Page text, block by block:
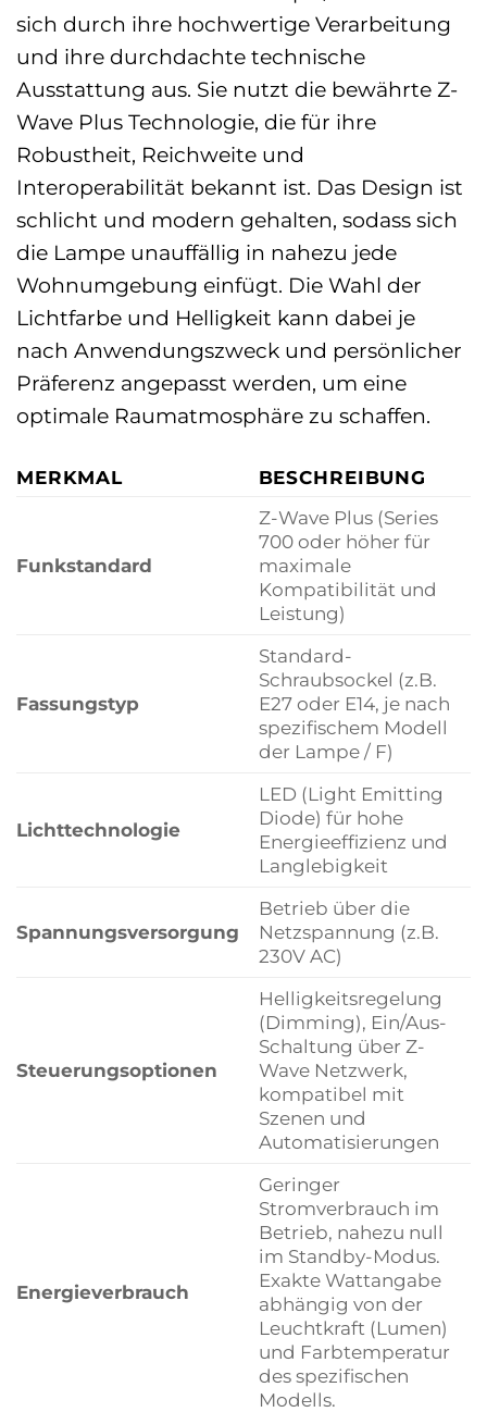
sich durch ihre hochwertige Verarbeitung
und ihre durchdachte technische
Ausstattung aus. Sie nutzt die bewährte Z-
Wave Plus Technologie, die für ihre
Robustheit, Reichweite und
Interoperabilität bekannt ist. Das Design ist
schlicht und modern gehalten, sodass sich
die Lampe unauffällig in nahezu jede
Wohnumgebung einfügt. Die Wahl der
Lichtfarbe und Helligkeit kann dabei je
nach Anwendungszweck und persönlicher
Präferenz angepasst werden, um eine
optimale Raumatmosphäre zu schaffen.
MERKMAL BESCHREIBUNG
Funkstandard
Z-Wave Plus (Series
700 oder höher für
maximale
Kompatibilität und
Leistung)
Fassungstyp
Standard-
Schraubsockel (z.B.
E27 oder E14, je nach
spezifischem Modell
der Lampe / F)
Lichttechnologie
LED (Light Emitting
Diode) für hohe
Energieeffizienz und
Langlebigkeit
Spannungsversorgung
Betrieb über die
Netzspannung (z.B.
230V AC)
Steuerungsoptionen
Helligkeitsregelung
(Dimming), Ein/Aus-
Schaltung über Z-
Wave Netzwerk,
kompatibel mit
Szenen und
Automatisierungen
Energieverbrauch
Geringer
Stromverbrauch im
Betrieb, nahezu null
im Standby-Modus.
Exakte Wattangabe
abhängig von der
Leuchtkraft (Lumen)
und Farbtemperatur
des spezifischen
Modells.